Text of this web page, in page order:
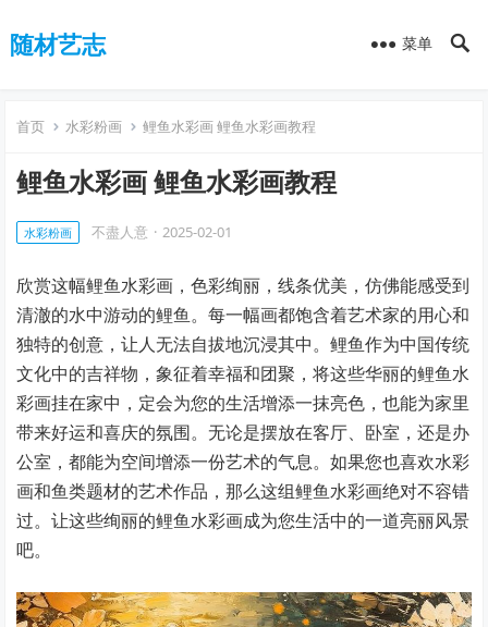
随材艺志 菜单
首页 水彩粉画 鲤鱼水彩画 鲤鱼水彩画教程
鲤鱼水彩画 鲤鱼水彩画教程
水彩粉画 不盡人意 · 2025-02-01
欣赏这幅鲤鱼水彩画，色彩绚丽，线条优美，仿佛能感受到
清澈的水中游动的鲤鱼。每一幅画都饱含着艺术家的用心和
独特的创意，让人无法自拔地沉浸其中。鲤鱼作为中国传统
文化中的吉祥物，象征着幸福和团聚，将这些华丽的鲤鱼水
彩画挂在家中，定会为您的生活增添一抹亮色，也能为家里
带来好运和喜庆的氛围。无论是摆放在客厅、卧室，还是办
公室，都能为空间增添一份艺术的气息。如果您也喜欢水彩
画和鱼类题材的艺术作品，那么这组鲤鱼水彩画绝对不容错
过。让这些绚丽的鲤鱼水彩画成为您生活中的一道亮丽风景
吧。